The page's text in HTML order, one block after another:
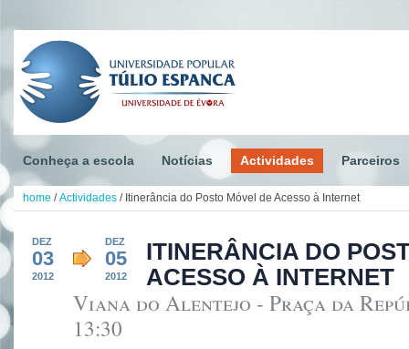
Conheça a escola Notícias Actividades Parceiros
home / Actividades / Itinerância do Posto Móvel de Acesso à Internet
DEZ
03
2012
DEZ
05
2012
ITINERÂNCIA DO
ACESSO À INTERNET
Viana do Alentejo - Praça da
13:30